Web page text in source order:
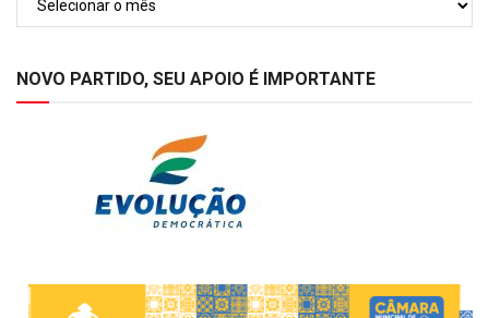
NOVO PARTIDO, SEU APOIO É IMPORTANTE